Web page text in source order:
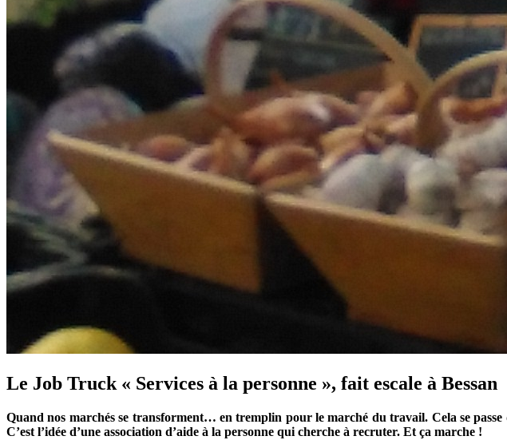
Le Job Truck « Services à la personne », fait escale à Bessan
Quand nos marchés se transforment… en tremplin pour le marché du travail. Cela se
C’est l’idée d’une association d’aide à la personne qui cherche à recruter. Et ça marche !